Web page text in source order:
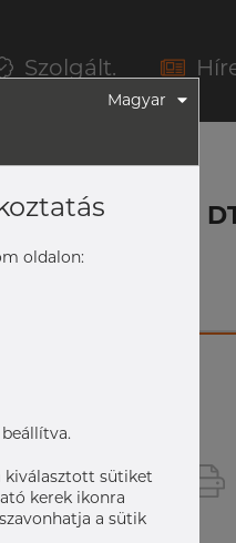
Szolgált.
ASME BPE,
µm
Magyar
oldalon:
kiválasztott sütiket
kerek ikonra
a sütik